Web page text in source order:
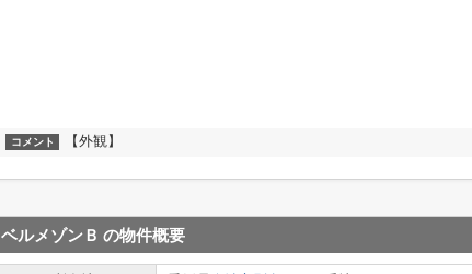
コメント 【外観】
ベルメゾンＢ の物件概要